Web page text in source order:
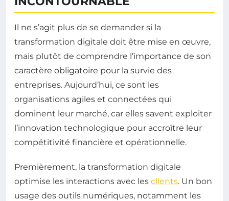
Il ne s’agit plus de se demander si la
transformation digitale doit être mise en œuvre,
mais plutôt de comprendre l’importance de son
caractère obligatoire pour la survie des
entreprises. Aujourd’hui, ce sont les
organisations agiles et connectées qui
dominent leur marché, car elles savent exploiter
l’innovation technologique pour accroître leur
compétitivité financière et opérationnelle.
Premièrement, la transformation digitale
optimise les interactions avec les clients. Un bon
usage des outils numériques, notamment les